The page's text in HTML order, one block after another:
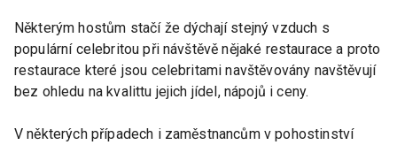
Některým hostům stačí že dýchají stejný vzduch s
populární celebritou při návštěvě nějaké restaurace a proto
restaurace které jsou celebritami navštěvovány navštěvují
bez ohledu na kvalittu jejich jídel, nápojů i ceny.
V některých případech i zaměstnancům v pohostinství